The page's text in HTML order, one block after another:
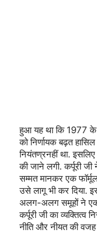
हुआ यह था कि 1977 के
को निर्णायक बढ़त
नियंतण्रनहीं था.
की जाने लगी. कर्पूरी
सम्मत मानकर एक
उसे लागू भी कर दिया.
अलग-अलग समूहों ने एक-
कर्पूरी जी का व्यक्तित्व
नीति और नीयत की